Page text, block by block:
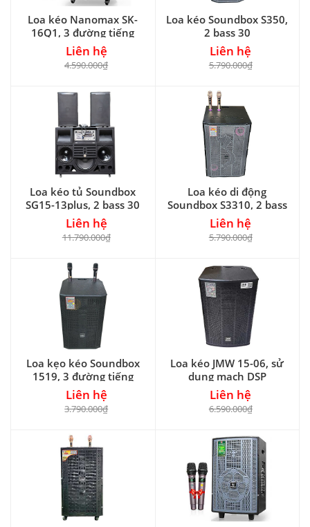
Loa kéo Nanomax SK-
16Q1, 3 đường tiếng
Liên hệ
4.590.000₫
Loa kéo Soundbox S350,
2 bass 30
Liên hệ
5.790.000₫
Loa kéo tủ Soundbox
SG15-13plus, 2 bass 30
Liên hệ
11.790.000₫
Loa kéo di động
Soundbox S3310, 2 bass
30
Liên hệ
5.790.000₫
Loa kẹo kéo Soundbox
1519, 3 đường tiếng
Liên hệ
3.790.000₫
Loa kéo JMW 15-06, sử
dụng mạch DSP
Liên hệ
6.590.000₫